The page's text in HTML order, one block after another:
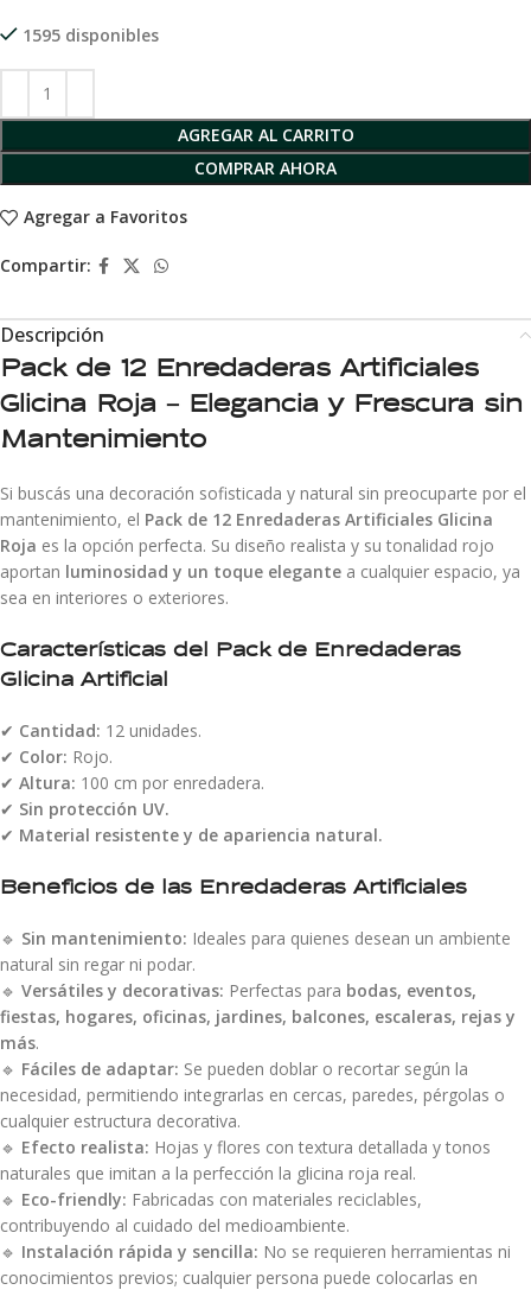
1595 disponibles
AGREGAR AL CARRITO
COMPRAR AHORA
Agregar a Favoritos
Compartir:
Descripción
Pack de 12 Enredaderas Artificiales
Glicina Roja – Elegancia y Frescura sin
Mantenimiento
Si buscás una decoración sofisticada y natural sin preocuparte por el
mantenimiento, el Pack de 12 Enredaderas Artificiales Glicina
Roja es la opción perfecta. Su diseño realista y su tonalidad rojo
aportan luminosidad y un toque elegante a cualquier espacio, ya
sea en interiores o exteriores.
Características del Pack de Enredaderas
Glicina Artificial
✔ Cantidad: 12 unidades.
✔ Color: Rojo.
✔ Altura: 100 cm por enredadera.
✔ Sin protección UV.
✔ Material resistente y de apariencia natural.
Beneficios de las Enredaderas Artificiales
🔹 Sin mantenimiento: Ideales para quienes desean un ambiente
natural sin regar ni podar.
🔹 Versátiles y decorativas: Perfectas para bodas, eventos,
fiestas, hogares, oficinas, jardines, balcones, escaleras, rejas y
más.
🔹 Fáciles de adaptar: Se pueden doblar o recortar según la
necesidad, permitiendo integrarlas en cercas, paredes, pérgolas o
cualquier estructura decorativa.
🔹 Efecto realista: Hojas y flores con textura detallada y tonos
naturales que imitan a la perfección la glicina roja real.
🔹 Eco-friendly: Fabricadas con materiales reciclables,
contribuyendo al cuidado del medioambiente.
🔹 Instalación rápida y sencilla: No se requieren herramientas ni
conocimientos previos; cualquier persona puede colocarlas en